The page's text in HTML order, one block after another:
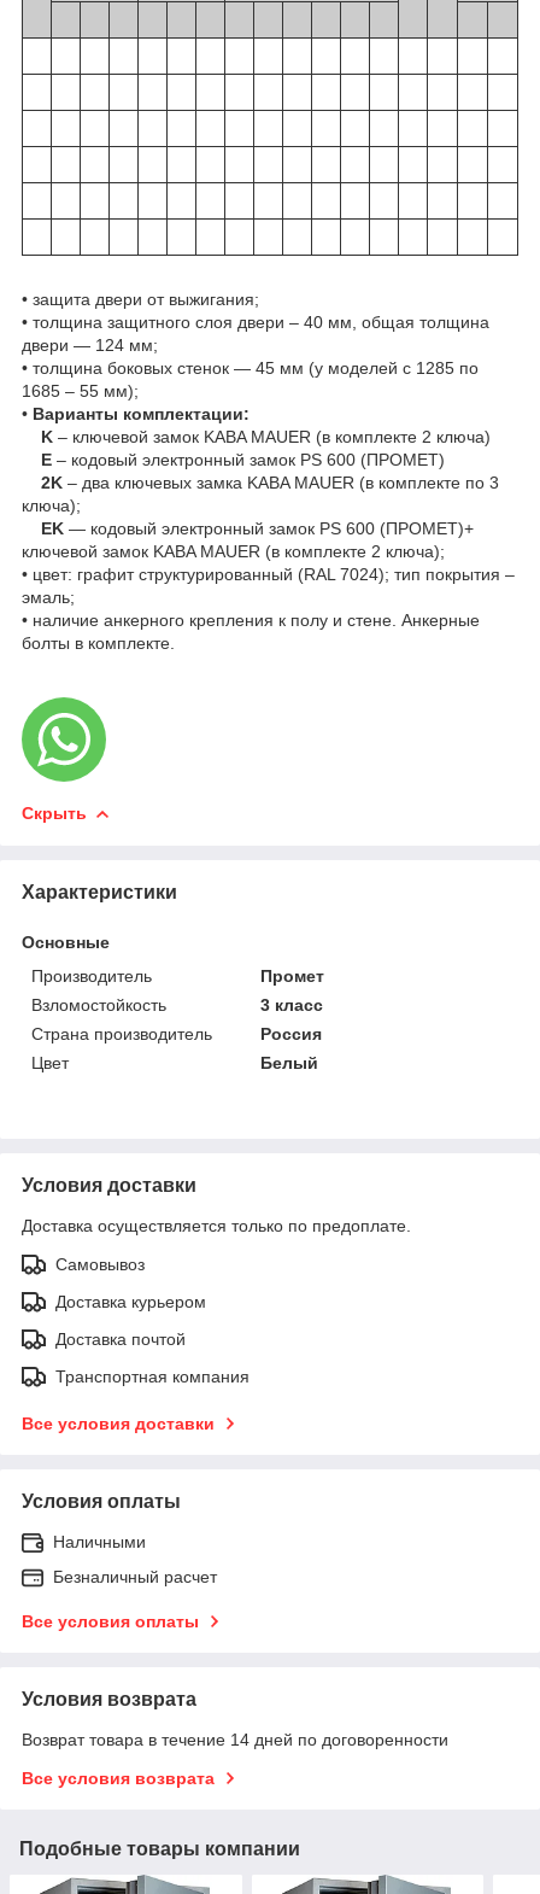
• защита двери от выжигания;
• толщина защитного слоя двери – 40 мм, общая толщина
двери ― 124 мм;
• толщина боковых стенок ― 45 мм (у моделей с 1285 по
1685 – 55 мм);
• Варианты комплектации:
K – ключевой замок KABA MAUER (в комплекте 2 ключа)
E – кодовый электронный замок PS 600 (ПРОМЕТ)
2K – два ключевых замка KABA MAUER (в комплекте по 3
ключа);
EK ― кодовый электронный замок PS 600 (ПРОМЕТ)+
ключевой замок KABA MAUER (в комплекте 2 ключа);
• цвет: графит структурированный (RAL 7024); тип покрытия –
эмаль;
• наличие анкерного крепления к полу и стене. Анкерные
болты в комплекте.
Скрыть
Характеристики
Основные
Производитель
Промет
Взломостойкость
3 класс
Страна производитель
Россия
Цвет
Белый
Условия доставки
Доставка осуществляется только по предоплате.
Самовывоз
Доставка курьером
Доставка почтой
Транспортная компания
Все условия доставки
Условия оплаты
Наличными
Безналичный расчет
Все условия оплаты
Условия возврата
Возврат товара в течение 14 дней по договоренности
Все условия возврата
Подобные товары компании